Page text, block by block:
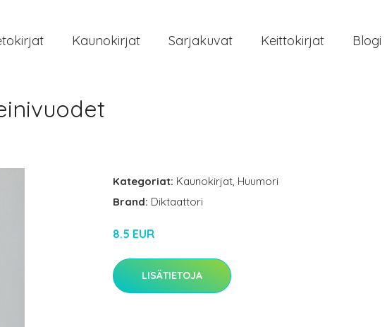
Kaunokirjat Sarjakuvat Keittokirjat Blogi
Kategoriat: Kaunokirjat, Huumori
Brand: Diktaattori
8.5 EUR
LISÄTIETOJA